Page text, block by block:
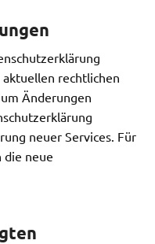
rechtlichen
Änderungen
neuer Services. Für
die neue